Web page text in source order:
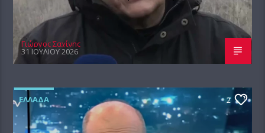
Γιώργος Σαχίνης
31 ΙΟΥΛΊΟΥ 2026
ΕΛΛΆΔΑ 2